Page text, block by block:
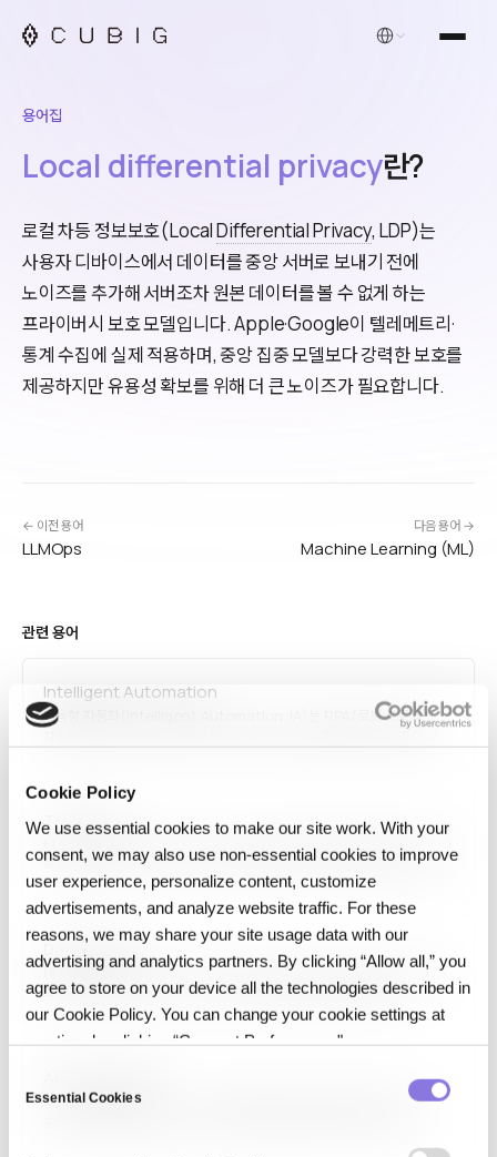
Cookie Policy
We use essential cookies to make our site work. With your
consent, we may also use non‑essential cookies to improve
user experience, personalize content, customize
advertisements, and analyze website traffic. For these
reasons, we may share your site usage data with our
advertising and analytics partners. By clicking “Allow all,” you
agree to store on your device all the technologies described in
our Cookie Policy. You can change your cookie settings at
any time by clicking “Consent Preferences."
Essential Cookies
한국어
용어집
Local differential privacy란?
로컬 차등 정보보호(LocalDifferential Privacy, LDP)는
사용자 디바이스에서 데이터를 중앙 서버로 보내기 전에
노이즈를 추가해 서버조차 원본 데이터를 볼 수 없게 하는
프라이버시 보호 모델입니다. Apple·Google이 텔레메트리·
통계 수집에 실제 적용하며, 중앙 집중 모델보다 강력한 보호를
제공하지만 유용성 확보를 위해 더 큰 노이즈가 필요합니다.
← 이전 용어
LLMOps
다음 용어 →
Machine Learning (ML)
관련 용어
Intelligent Automation
지능형 자동화(Intelligent Automation, IA)는 RPA(로봇 프로세스
엔터프라이즈 디지털 전환의 핵심 동력입니다.
Test data
테스트 데이터(Test Data)는 머신러닝 모델의 최종 성능을 평가하기 위해
학습·검증에 사용되지 않은 별도의 데이터셋입니다. 실제 배포 후 성능을
추정하는 근거이며, 훈련/검증/테스트 분할이 표준적으로 적용됩니다.
데이터 누수 방지, 대표성 확보, 충분한 크기가 중요하며, 소프트웨어
테스트에서의 합성·가상 테스트 데이터를 의미하기도 합니다.
Data Quality
데이터 품질은 데이터셋이 용도에 맞게 얼마나 정확하고 완전하며 일관되고
유효한지를 뜻하며, AI-ready data와 어떻게 다른지 설명합니다.
AI 옵저버빌리티는 AI·ML 시스템을 운영에서 관찰해 모델 지표·데이터